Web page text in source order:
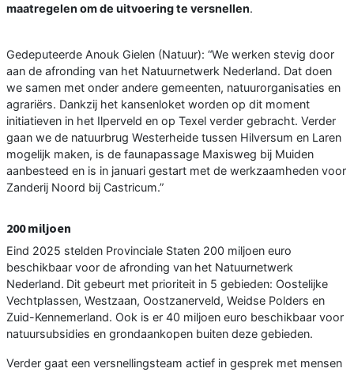
maatregelen om de uitvoering te versnellen.
Gedeputeerde Anouk Gielen (Natuur): “We werken stevig door
aan de afronding van het Natuurnetwerk Nederland. Dat doen
we samen met onder andere gemeenten, natuurorganisaties en
agrariërs. Dankzij het kansenloket worden op dit moment
initiatieven in het Ilperveld en op Texel verder gebracht. Verder
gaan we de natuurbrug Westerheide tussen Hilversum en Laren
mogelijk maken, is de faunapassage Maxisweg bij Muiden
aanbesteed en is in januari gestart met de werkzaamheden voor
Zanderij Noord bij Castricum.”
200 miljoen
Eind 2025 stelden Provinciale Staten 200 miljoen euro
beschikbaar voor de afronding van het Natuurnetwerk
Nederland. Dit gebeurt met prioriteit in 5 gebieden: Oostelijke
Vechtplassen, Westzaan, Oostzanerveld, Weidse Polders en
Zuid-Kennemerland. Ook is er 40 miljoen euro beschikbaar voor
natuursubsidies en grondaankopen buiten deze gebieden.
Verder gaat een versnellingsteam actief in gesprek met mensen